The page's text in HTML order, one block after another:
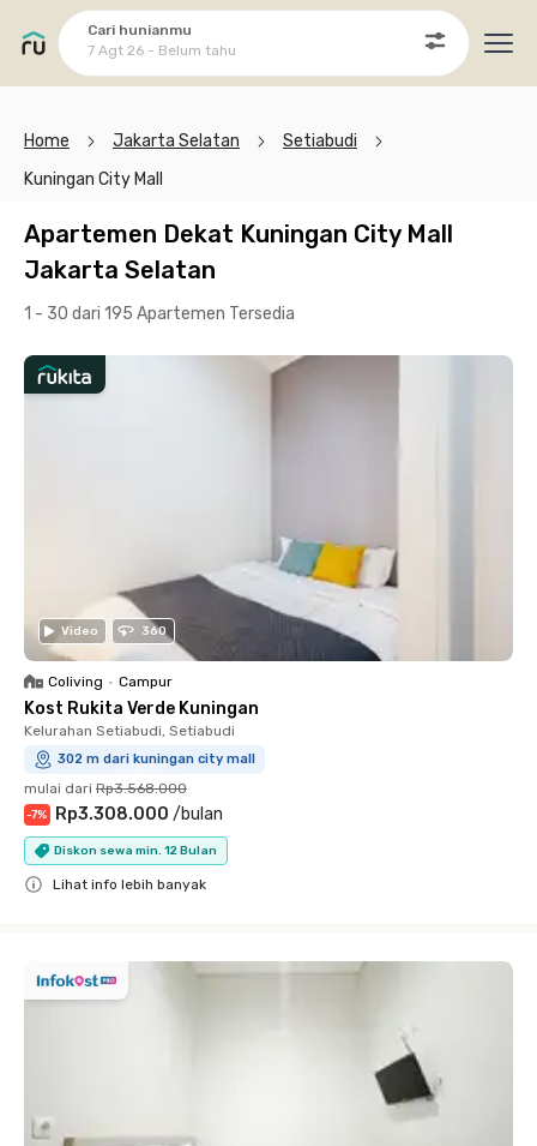
Cari hunianmu
7 Agt 26 - Belum tahu
Home Jakarta Selatan
Setiabudi
Kuningan City Mall
Apartemen Dekat Kuningan City Mall
Jakarta Selatan
1 - 30 dari 195 Apartemen Tersedia
Video 360
Coliving • Campur
Kost Rukita Verde Kuningan
Kelurahan Setiabudi, Setiabudi
302 m dari kuningan city mall
mulai dari Rp3.568.000
-7% Rp3.308.000 /bulan
Diskon sewa min. 12 Bulan
Lihat info lebih banyak